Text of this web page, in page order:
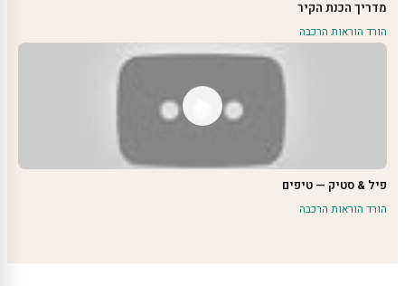
מדריך הכנת הקיר
הורד הוראות הרכבה
פיל & סטיק — טיפים
הורד הוראות הרכבה